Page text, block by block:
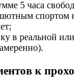
5 часа
спортом
в реальной
к